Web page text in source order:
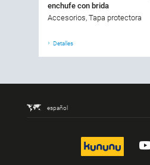
enchufe con brida
Accesorios, Tapa protectora
Detalles
español
kununu